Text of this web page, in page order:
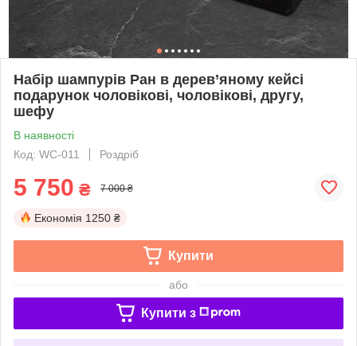
Набір шампурів Ран в дерев’яному кейсі
подарунок чоловікові, чоловікові, другу,
шефу
В наявності
Код: WC-011
Роздріб
5 750 ₴ 7 000 ₴
Економія 1250 ₴
Купити
або
Купити з